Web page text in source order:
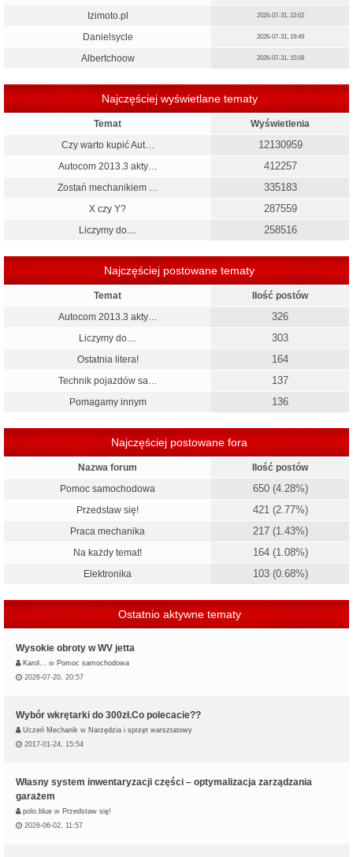
Izimoto.pl 2026-07-31, 22:02
Danielsycle 2026-07-31, 19:49
Albertchoow 2026-07-31, 15:08
Najczęściej wyświetlane tematy
Temat
Wyświetlenia
Czy warto kupić Aut…
12130959
Autocom 2013.3 akty… 412257
Zostań mechanikiem … 335183
X czy Y? 287559
Liczymy do.... 258516
Najczęściej postowane tematy
Temat
Ilość postów
Autocom 2013.3 akty…
326
Liczymy do.... 303
Ostatnia litera! 164
Technik pojazdów sa… 137
Pomagamy innym 136
Najczęściej postowane fora
Nazwa forum
Ilość postów
Pomoc samochodowa
650 (4.28%)
Przedstaw się! 421 (2.77%)
Praca mechanika 217 (1.43%)
Na każdy temat! 164 (1.08%)
Elektronika 103 (0.68%)
Ostatnio aktywne tematy
Wysokie obroty w WV jetta
Karol… w Pomoc samochodowa
2026-07-20, 20:57
Wybór wkrętarki do 300zł.Co polecacie??
Uczeń Mechanik w Narzędzia i sprzęt warsztatowy
2017-01-24, 15:54
Własny system inwentaryzacji części – optymalizacja zarządzania
garażem
polo.blue w Przedstaw się!
2026-06-02, 11:57